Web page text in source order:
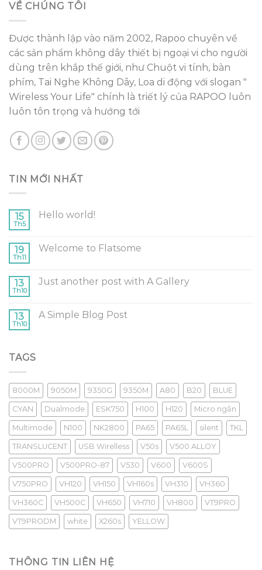
VỀ CHÚNG TÔI
Được thành lập vào năm 2002, Rapoo chuyên về
các sản phẩm không dây thiết bị ngoại vi cho người
dùng trên khắp thế giới, như Chuột vi tính, bàn
phím, Tai Nghe Không Dây, Loa di động với slogan "
Wireless Your Life" chính là triết lý của RAPOO luôn
luôn tôn trọng và hướng tới
TIN MỚI NHẤT
15
Th5
Hello world!
19
Th11
Welcome to Flatsome
13
Th10
Just another post with A Gallery
13
Th10
A Simple Blog Post
TAGS
8000M 9050M 9350G 9350M A80 B20 BLUE
CYAN Dualmode ESK750 H100 H120 Micro ngắn
Multimode N100 NK2800 PA65 PA65L silent TKL
TRANSLUCENT USB Wirelless V50s V500 ALLOY
V500PRO V500PRO-87 V530 V600 V600S
V750PRO VH120 VH150 VH160s VH310 VH360
VH360C VH500C VH650 VH710 VH800 VT9PRO
VT9PRODM white X260s YELLOW
THÔNG TIN LIÊN HỆ